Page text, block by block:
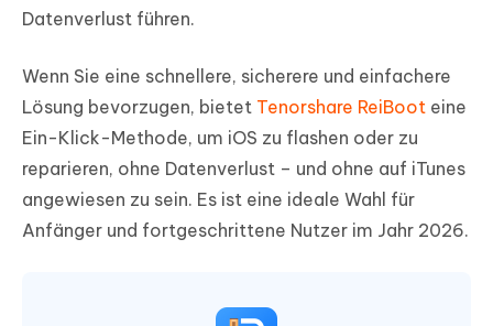
Datenverlust führen.
Wenn Sie eine schnellere, sicherere und einfachere
Lösung bevorzugen, bietet Tenorshare ReiBoot eine
Ein-Klick-Methode, um iOS zu flashen oder zu
reparieren, ohne Datenverlust – und ohne auf iTunes
angewiesen zu sein. Es ist eine ideale Wahl für
Anfänger und fortgeschrittene Nutzer im Jahr 2026.